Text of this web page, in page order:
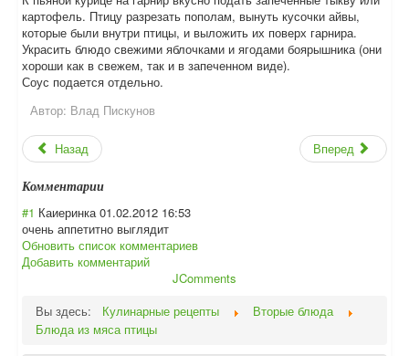
картофель. Птицу разрезать пополам, вынуть кусочки айвы,
которые были внутри птицы, и выложить их поверх гарнира.
Украсить блюдо свежими яблочками и ягодами боярышника (они
хороши как в свежем, так и в запеченном виде).
Соус подается отдельно.
Автор: Влад Пискунов
Назад Вперед
Комментарии
#1 Каиеринка 01.02.2012 16:53
очень аппетитно выглядит
Обновить список комментариев
Добавить комментарий
JComments
Вы здесь:
Кулинарные рецепты
Вторые блюда
Блюда из мяса птицы